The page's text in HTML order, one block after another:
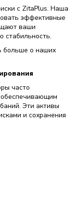
с ZitaPlus. Наша
эффективные
ваши
стабильность.
больше о наших
часто
Эти активы
и сохранения